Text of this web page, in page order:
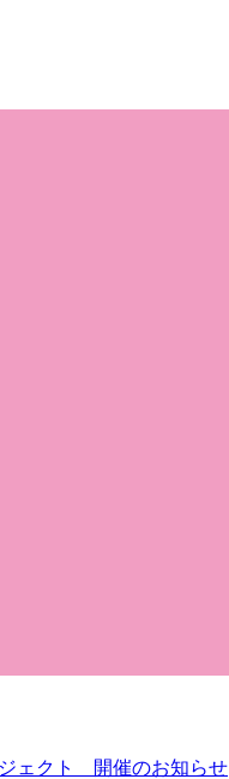
ェクト 開催のお知らせ